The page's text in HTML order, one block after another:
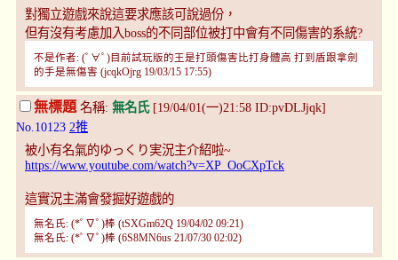
對獨立遊戲來說這要求應該可說過份，
但有沒有考慮加入boss的不同部位被打中會有不同傷害的系統?
不是作者: (ﾟ∀ﾟ)目前試玩版的王是打頭傷害比打身體高 打到盾跟拿劍
的手是無傷害 (jcqkOjrg 19/03/15 17:55)
無標題 名稱: 無名氏[19/04/01(一)21:58 ID:pvDLJjqk]
No.10123 2推
被小有名氣的ゆっくり実況主介紹啦~
https://www.youtube.com/watch?v=XP_OoCXpTck
這實況主滿會發掘好遊戲的
無名氏: (*ﾟ∇ﾟ)棒 (tSXGm62Q 19/04/02 09:21)
無名氏: (*ﾟ∇ﾟ)棒 (6S8MN6us 21/07/30 02:02)